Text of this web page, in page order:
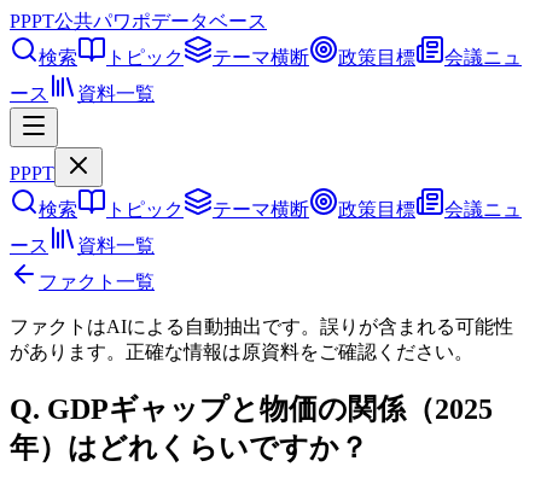
PPPT公共パワポデータベース
検索
トピック テーマ横断 政策目標
会議ニュ
ース
資料一覧
PPPT
検索
トピック テーマ横断 政策目標
会議ニュ
ース
資料一覧
ファクト一覧
ファクトはAIによる自動抽出です。誤りが含まれる可能性
があります。正確な情報は原資料をご確認ください。
Q. GDPギャップと物価の関係（2025
年）はどれくらいですか？